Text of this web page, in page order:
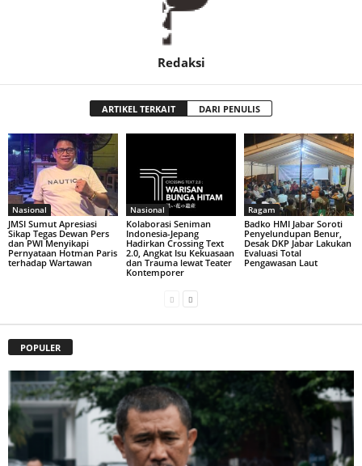
Redaksi
ARTIKEL TERKAIT DARI PENULIS
Nasional
JMSI Sumut Apresiasi
Sikap Tegas Dewan Pers
dan PWI Menyikapi
Pernyataan Hotman Paris
terhadap Wartawan
Nasional
Kolaborasi Seniman
Indonesia-Jepang
Hadirkan Crossing Text
2.0, Angkat Isu Kekuasaan
dan Trauma lewat Teater
Kontemporer
Ragam
Badko HMI Jabar Soroti
Penyelundupan Benur,
Desak DKP Jabar Lakukan
Evaluasi Total
Pengawasan Laut
POPULER